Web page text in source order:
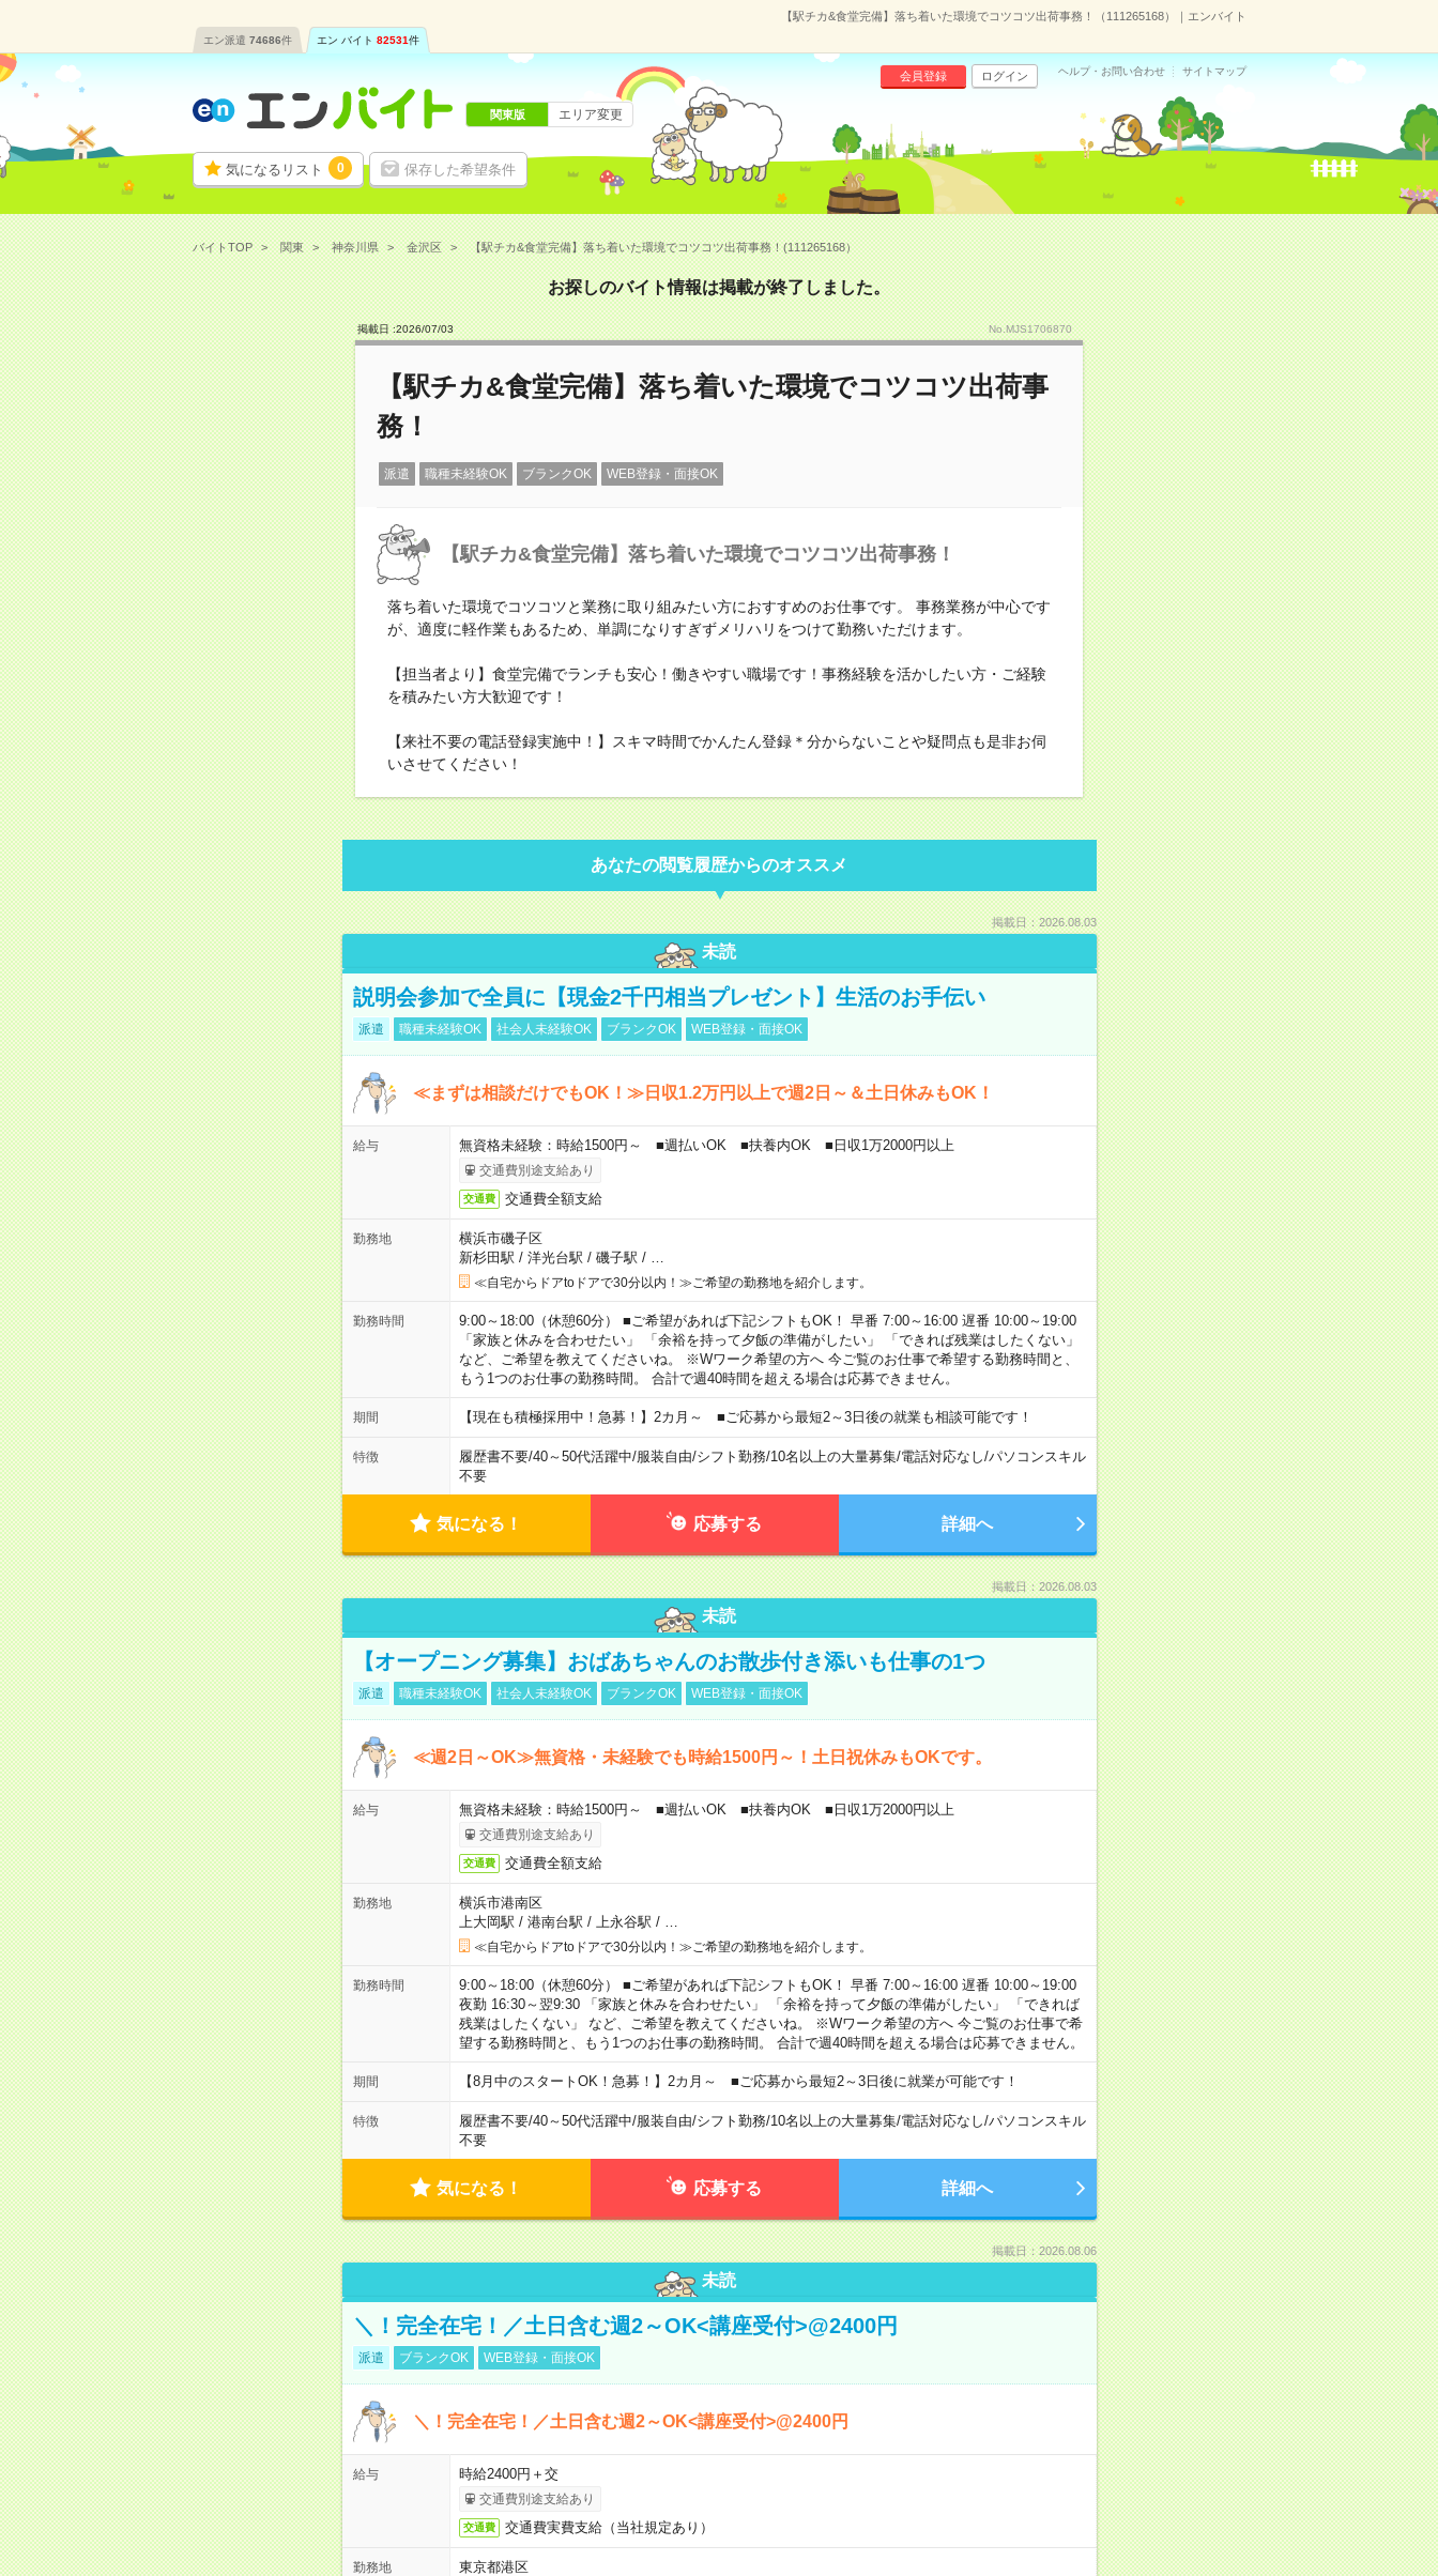
【駅チカ&食堂完備】落ち着いた環境でコツコツ出荷事務！（111265168）｜エンバイト
エン派遣 74686件 エン バイト 82531件
気になるリスト 0 保存した希望条件
会員登録 ログイン ヘルプ・お問い合わせ サイトマップ
関東版 エリア変更
バイトTOP 関東 神奈川県 金沢区 【駅チカ&食堂完備】落ち着いた環境でコツコツ出荷事務！(111265168）
お探しのバイト情報は掲載が終了しました。
掲載日 :2026/07/03 No.MJS1706870
【駅チカ&食堂完備】落ち着いた環境でコツコツ出荷事
務！
派遣 職種未経験OK ブランクOK WEB登録・面接OK
【駅チカ&食堂完備】落ち着いた環境でコツコツ出荷事務！
落ち着いた環境でコツコツと業務に取り組みたい方におすすめのお仕事です。 事務業務が中心です
が、適度に軽作業もあるため、単調になりすぎずメリハリをつけて勤務いただけます。
【担当者より】食堂完備でランチも安心！働きやすい職場です！事務経験を活かしたい方・ご経験
を積みたい方大歓迎です！
【来社不要の電話登録実施中！】スキマ時間でかんたん登録＊分からないことや疑問点も是非お伺
いさせてください！
あなたの閲覧履歴からのオススメ
掲載日：2026.08.03
未読
説明会参加で全員に【現金2千円相当プレゼント】生活のお手伝い
派遣 職種未経験OK 社会人未経験OK ブランクOK WEB登録・面接OK
≪まずは相談だけでもOK！≫日収1.2万円以上で週2日～＆土日休みもOK！
給与 無資格未経験：時給1500円～ ■週払いOK ■扶養内OK ■日収1万2000円以上
交通費別途支給あり
交通費 交通費全額支給
勤務地
横浜市磯子区
新杉田駅 / 洋光台駅 / 磯子駅 /
≪自宅からドアtoドアで30分以内！≫ご希望の勤務地を紹介します。
勤務時間
9:00～18:00（休憩60分） ■ご希望があれば下記シフトもOK！ 早番 7:00～16:00 遅番 10:00～19:00
「家族と休みを合わせたい」 「余裕を持って夕飯の準備がしたい」 「できれば残業はしたくない」
など、ご希望を教えてくださいね。 ※Wワーク希望の方へ 今ご覧のお仕事で希望する勤務時間と、
もう1つのお仕事の勤務時間。 合計で週40時間を超える場合は応募できません。
期間 【現在も積極採用中！急募！】2カ月～ ■ご応募から最短2～3日後の就業も相談可能です！
特徴 履歴書不要/40～50代活躍中/服装自由/シフト勤務/10名以上の大量募集/電話対応なし/パソコンスキル
不要
気になる！ 応募する 詳細へ
掲載日：2026.08.03
未読
【オープニング募集】おばあちゃんのお散歩付き添いも仕事の1つ
派遣 職種未経験OK 社会人未経験OK ブランクOK WEB登録・面接OK
≪週2日～OK≫無資格・未経験でも時給1500円～！土日祝休みもOKです。
給与 無資格未経験：時給1500円～ ■週払いOK ■扶養内OK ■日収1万2000円以上
交通費別途支給あり
交通費 交通費全額支給
勤務地
横浜市港南区
上大岡駅 / 港南台駅 / 上永谷駅 /
≪自宅からドアtoドアで30分以内！≫ご希望の勤務地を紹介します。
勤務時間
9:00～18:00（休憩60分） ■ご希望があれば下記シフトもOK！ 早番 7:00～16:00 遅番 10:00～19:00
夜勤 16:30～翌9:30 「家族と休みを合わせたい」 「余裕を持って夕飯の準備がしたい」 「できれば
残業はしたくない」 など、ご希望を教えてくださいね。 ※Wワーク希望の方へ 今ご覧のお仕事で希
望する勤務時間と、もう1つのお仕事の勤務時間。 合計で週40時間を超える場合は応募できません。
期間 【8月中のスタートOK！急募！】2カ月～ ■ご応募から最短2～3日後に就業が可能です！
特徴 履歴書不要/40～50代活躍中/服装自由/シフト勤務/10名以上の大量募集/電話対応なし/パソコンスキル
不要
気になる！ 応募する 詳細へ
掲載日：2026.08.06
未読
＼！完全在宅！／土日含む週2～OK<講座受付>@2400円
派遣 ブランクOK WEB登録・面接OK
＼！完全在宅！／土日含む週2～OK<講座受付>@2400円
給与 時給2400円＋交
交通費別途支給あり
交通費 交通費実費支給（当社規定あり）
勤務地
東京都港区